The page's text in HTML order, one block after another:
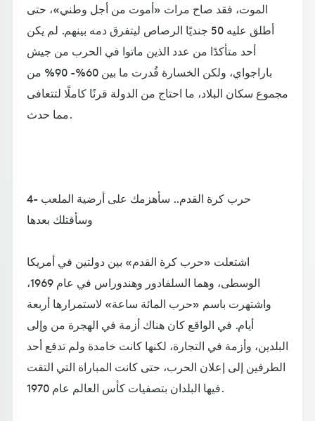
الموت، فقد صاح مرات «أموت من أجل وطني»، حتى
أطلق عليه 50 جنديًا الرصاص ليتفرق دمه بينهم. لم يكن
أحد متأكدًا من عدد الذين ماتوا في الحرب من جيش
باراجواي، ولكن الخسارة قُدرت ما بين 60%- 90% من
مجموع سكان البلاد، ما احتاج من الدولة قرنًا كاملًا لتتعافى
مما حدث.
4- حرب كرة القدم.. سأهزمك على أرضية الملعب
وسأقتلك بعدها
اشتعلت «حرب كرة القدم» بين دولتين في أمريكا
الوسطى، وهما السلفادور وهندوراس في عام 1969،
واشتهرت باسم «حرب المائة ساعة» لاستمرارها أربعة
أيام. في الواقع كان هناك أزمة في الهجرة من وإلى
البلدين، وأزمة في التجارة، لكنها كانت خامدة ولم تدفع أحد
الطرفين إلى إعلان الحرب، حتى كانت المباراة التي التقت
فيها البلدان بتصفيات كأس العالم عام 1970.